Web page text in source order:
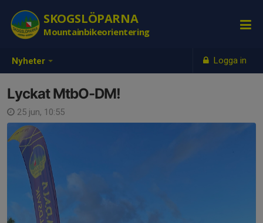
Nyheter Logga in
SKOGSLÖPARNA
Mountainbikeorientering
Lyckat MtbO-DM!
25 jun, 10:55